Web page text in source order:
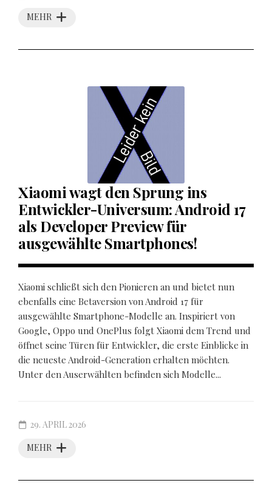
MEHR
Xiaomi wagt den Sprung ins
Entwickler-Universum: Android 17
als Developer Preview für
ausgewählte Smartphones!
Xiaomi schließt sich den Pionieren an und bietet nun
ebenfalls eine Betaversion von Android 17 für
ausgewählte Smartphone-Modelle an. Inspiriert von
Google, Oppo und OnePlus folgt Xiaomi dem Trend und
öffnet seine Türen für Entwickler, die erste Einblicke in
die neueste Android-Generation erhalten möchten.
Unter den Auserwählten befinden sich Modelle...
MEHR
29. APRIL 2026